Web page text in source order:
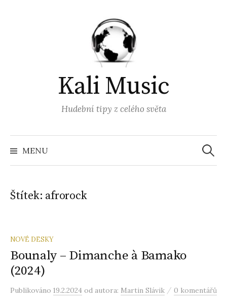
Kali Music
Hudební tipy z celého světa
MENU
Štítek: afrorock
NOVÉ DESKY
Bounaly – Dimanche à Bamako
(2024)
Publikováno 19.2.2024 od autora: Martin Slávik / 0 komentářů